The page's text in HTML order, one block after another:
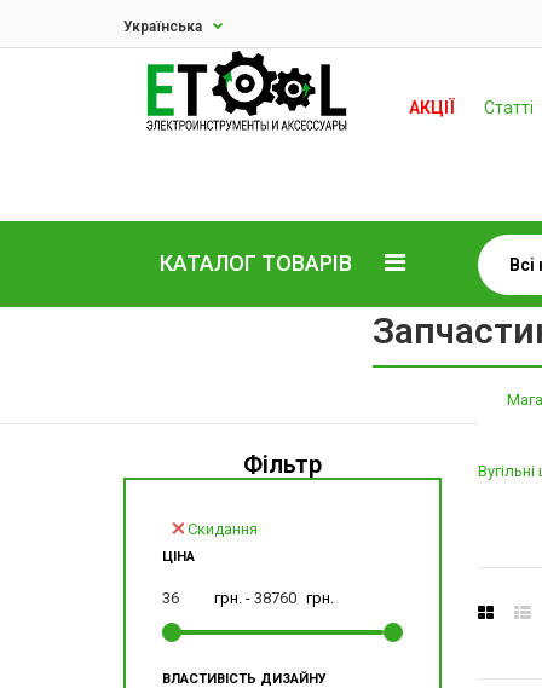
Українська
АКЦІЇ Статті
КАТАЛОГ ТОВАРІВ
Фільтр
Скидання
ЦІНА
грн. - грн.
ВЛАСТИВІСТЬ ДИЗАЙНУ
Вугільні